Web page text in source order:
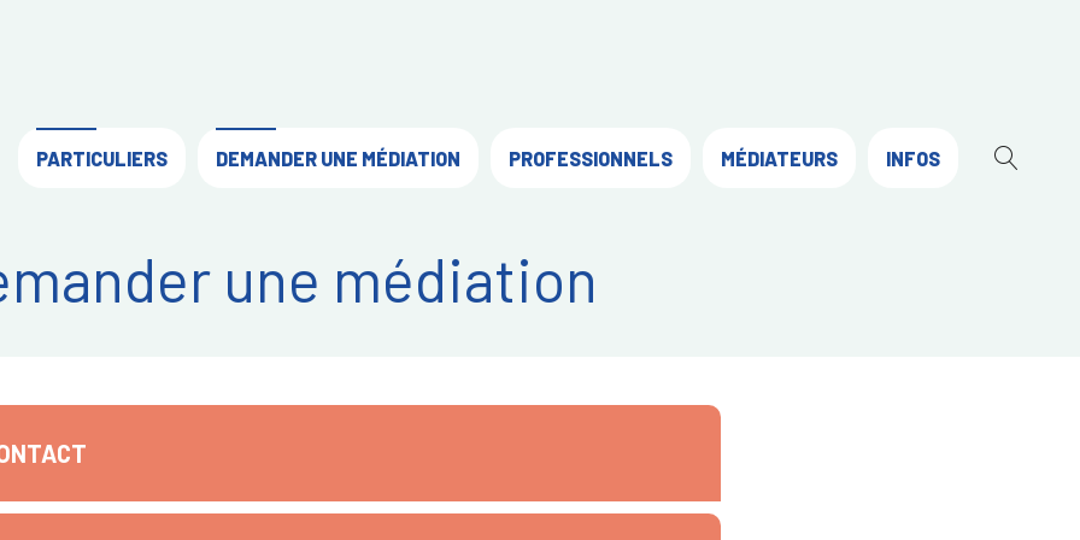
PARTICULIERS DEMANDER UNE MÉDIATION PROFESSIONNELS MÉDIATEURS INFOS
une médiation